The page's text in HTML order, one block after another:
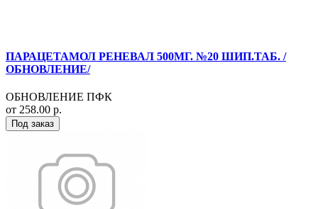
ПАРАЦЕТАМОЛ РЕНЕВАЛ 500МГ. №20 ШИП.ТАБ. /
ОБНОВЛЕНИЕ/
ОБНОВЛЕНИЕ ПФК
от 258.00 р.
Под заказ